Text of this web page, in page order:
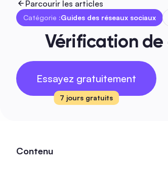
Parcourir les articles
Catégorie :Guides des réseaux sociaux
Vérification de
Essayez gratuitement
7 jours gratuits
Contenu